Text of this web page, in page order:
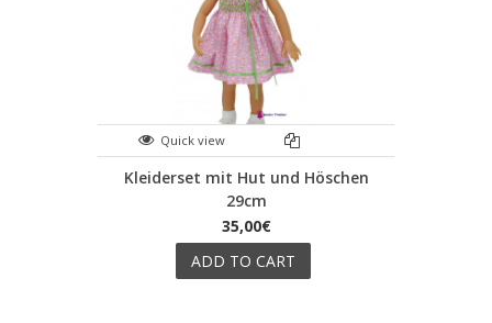
Quick view
Kleiderset mit Hut und Höschen
29cm
35,00€
ADD TO CART